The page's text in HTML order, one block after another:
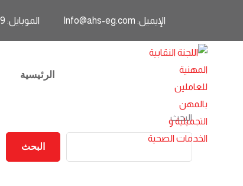
الإيميل: Info@ahs-eg.com الموبايل: 01011999499
الرئيسية
البحث
البحث